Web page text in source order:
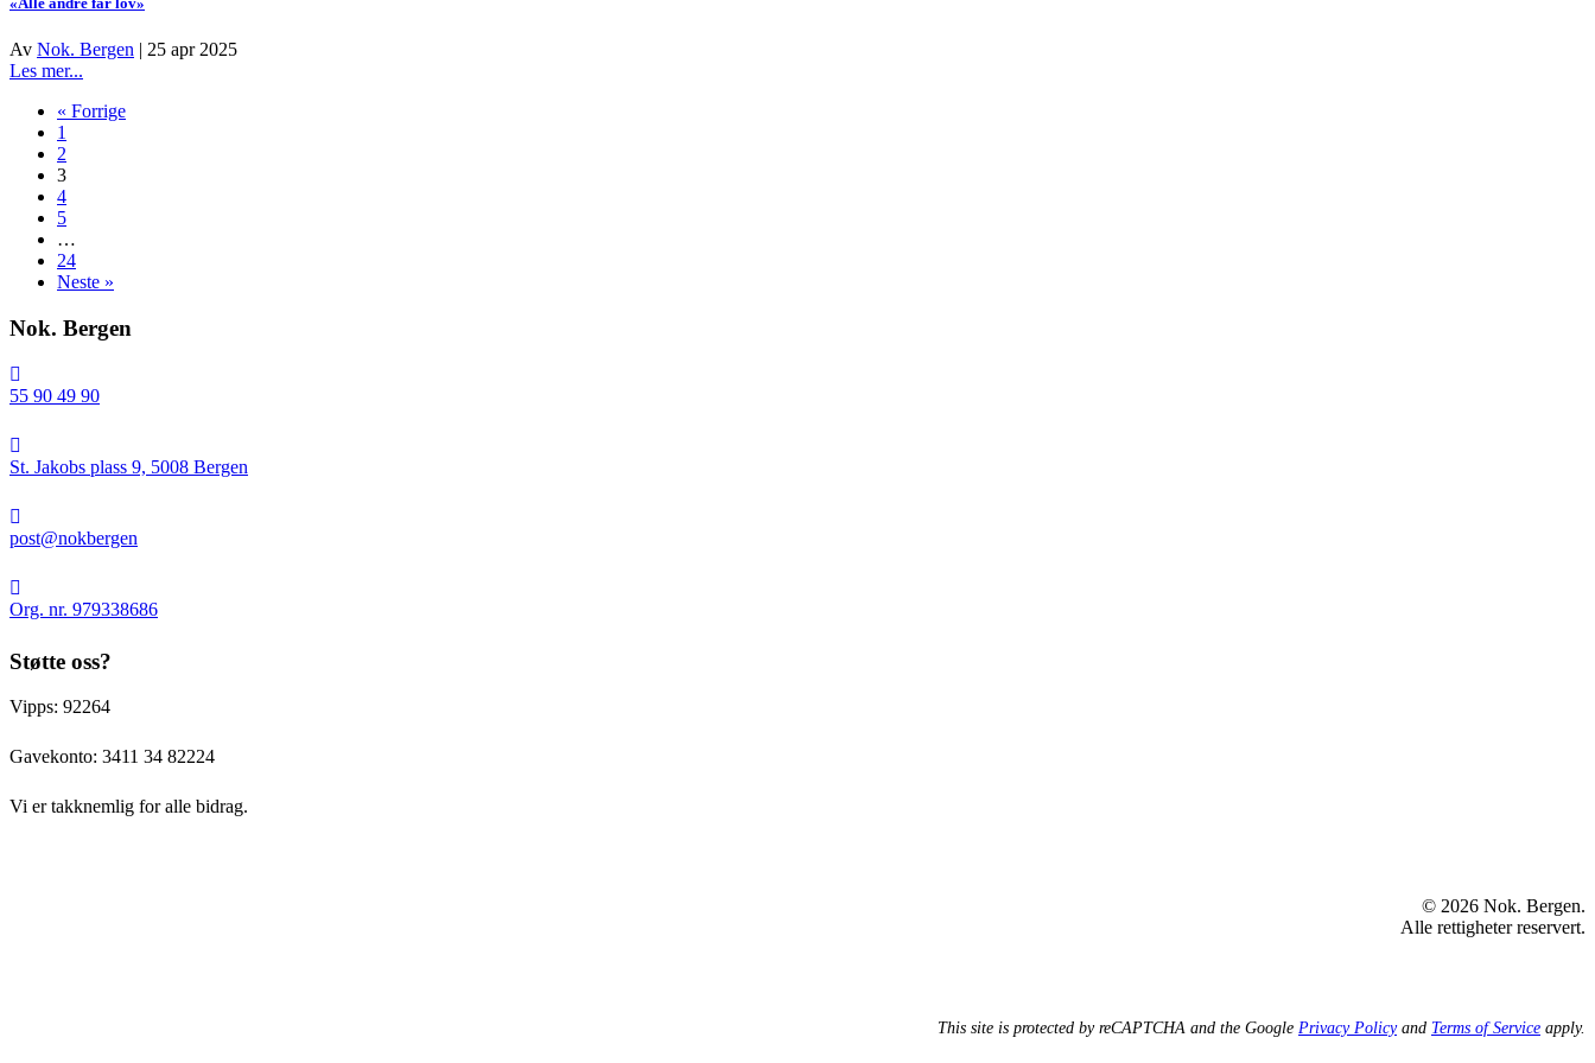
blir
tatt
i
for
overgrep
Av Nok. Bergen | 25 apr 2025
Les mer...
andre
« Forrige
1
2
3
4
5
…
24
Neste »
Nok. Bergen
55 90 49 90
Jakobs
5008
Bergen
St. Jakobs plass 9, 5008 Bergen
post@nokbergen
nr.
Org. nr. 979338686
Støtte oss?
Vipps: 92264
Gavekonto: 3411 34 82224
Vi er takknemlig for alle bidrag.
© 2026 Nok. Bergen.
Alle rettigheter reservert.
This site is protected by reCAPTCHA and the Google Privacy Policyand Terms of Service apply.